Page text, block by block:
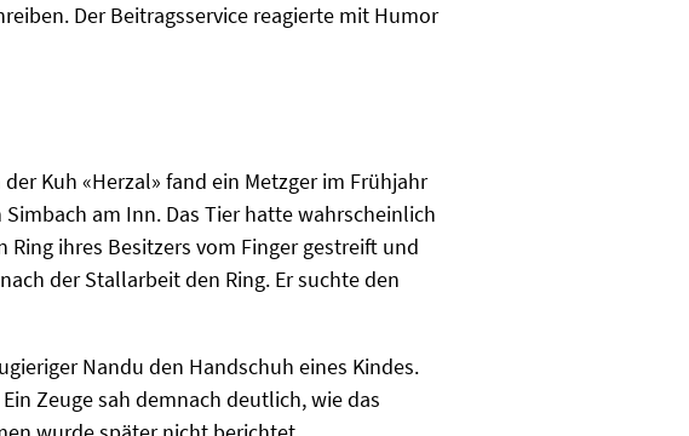
Der Beitragsservice reagierte mit Humor
Kuh «Herzal» fand ein Metzger im Frühjahr
am Inn. Das Tier hatte wahrscheinlich
ihres Besitzers vom Finger gestreift und
der Stallarbeit den Ring. Er suchte den
Nandu den Handschuh eines Kindes.
Zeuge sah demnach deutlich, wie das